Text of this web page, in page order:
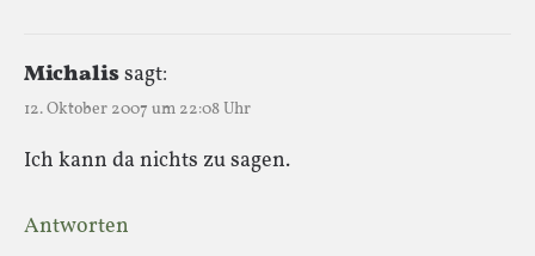
Michalissagt:
12. Oktober 2007 um 22:08 Uhr
Ich kann da nichts zu sagen.
Antworten